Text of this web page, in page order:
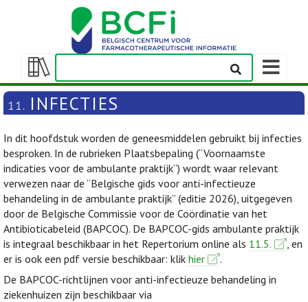
Weergeven/verbergen
inhoudstafel
11. INFECTIES
In dit hoofdstuk worden de geneesmiddelen gebruikt bij infecties
besproken. In de rubrieken Plaatsbepaling (“Voornaamste
indicaties voor de ambulante praktijk”) wordt waar relevant
verwezen naar de “Belgische gids voor anti-infectieuze
behandeling in de ambulante praktijk” (editie 2026), uitgegeven
door de Belgische Commissie voor de Coördinatie van het
Antibioticabeleid (BAPCOC). De BAPCOC-gids ambulante praktijk
is integraal beschikbaar in het Repertorium online als 11.5.
, en
er is ook een pdf versie beschikbaar: klik hier
.
De BAPCOC-richtlijnen voor anti-infectieuze behandeling in
ziekenhuizen zijn beschikbaar via